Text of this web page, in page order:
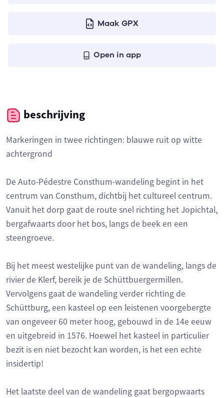
Maak GPX
Open in app
beschrijving
Markeringen in twee richtingen: blauwe ruit op witte
achtergrond
De Auto-Pédestre Consthum-wandeling begint in het
centrum van Consthum, dichtbij het cultureel centrum.
Vanuit het dorp gaat de route snel richting het Jopichtal,
bergafwaarts door het bos, langs de beek en een
steengroeve.
Bij het meest westelijke punt van de wandeling, langs de
rivier de Klerf, bereik je de Schüttbuergermillen.
Vervolgens gaat de wandeling verder richting de
Schüttburg, een kasteel op een leistenen voorgebergte
van ongeveer 60 meter hoog, gebouwd in de 14e eeuw
en uitgebreid in 1576. Hoewel het kasteel in particulier
bezit is en niet bezocht kan worden, is het een echte
insidertip!
Het laatste deel van de wandeling gaat bergopwaarts